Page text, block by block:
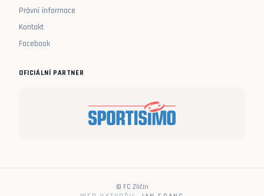
Právní informace
Kontakt
Facebook
OFICIÁLNÍ PARTNER
© FC Zličín